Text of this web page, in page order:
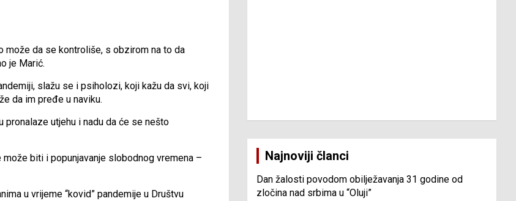
može da se kontroliše, s obzirom na to da
je Marić.
slažu se i psiholozi, koji kažu da svi, koji
da im pređe u naviku.
pronalaze utjehu i nadu da će se nešto
biti i popunjavanje slobodnog vremena –
u vrijeme “kovid” pandemije u Društvu
Najnoviji članci
Dan žalosti povodom obilježavanja 31 godine od
zločina nad srbima u “Oluji”